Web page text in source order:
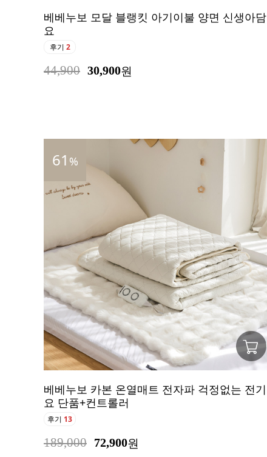
베베누보 모달 블랭킷 아기이불 양면 신생아담
요
후기 2
44,900 30,900원
61 %
베베누보 카본 온열매트 전자파 걱정없는 전기
요 단품+컨트롤러
후기 13
189,000 72,900원